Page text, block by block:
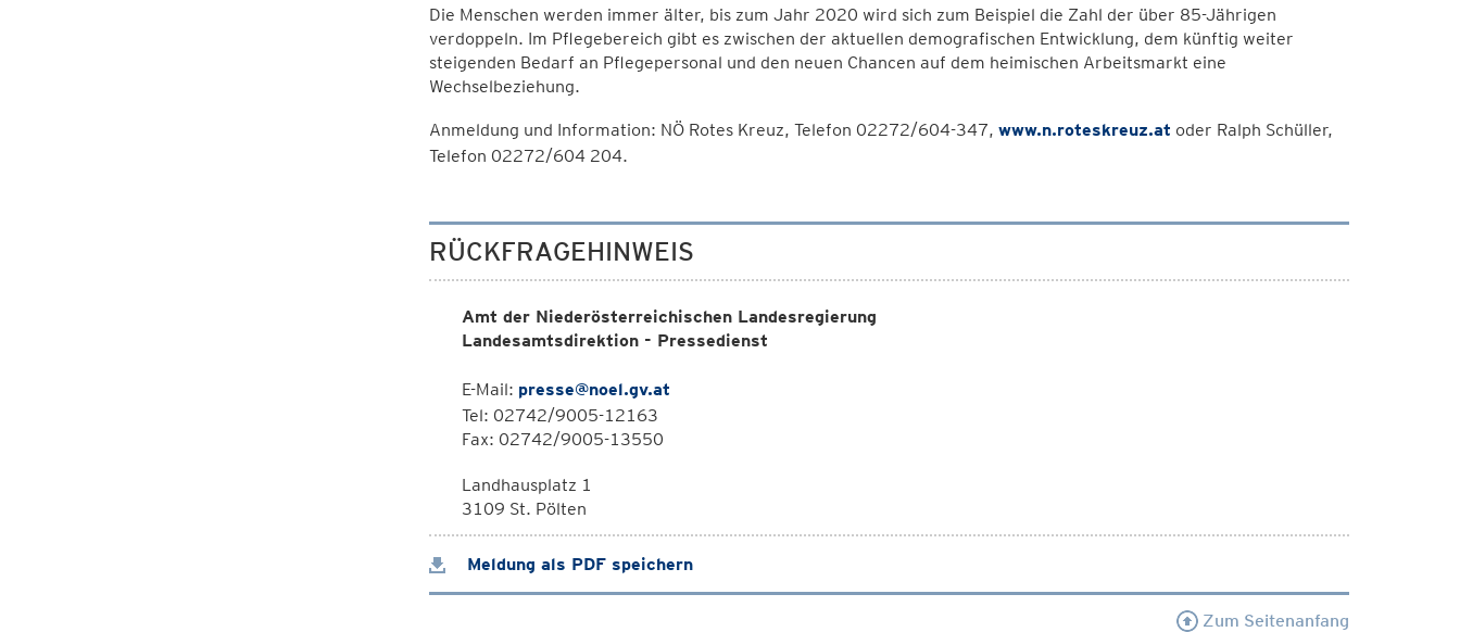
Die Menschen werden immer älter, bis zum Jahr 2020 wird sich zum Beispiel die Zahl der über 85-Jährigen
verdoppeln. Im Pflegebereich gibt es zwischen der aktuellen demografischen Entwicklung, dem künftig weiter
steigenden Bedarf an Pflegepersonal und den neuen Chancen auf dem heimischen Arbeitsmarkt eine
Wechselbeziehung.
Anmeldung und Information: NÖ Rotes Kreuz, Telefon 02272/604-347, www.n.roteskreuz.at oder Ralph Schüller,
Telefon 02272/604 204.
RÜCKFRAGEHINWEIS
Amt der Niederösterreichischen Landesregierung
Landesamtsdirektion - Pressedienst
E-Mail: presse@noel.gv.at
Tel: 02742/9005-12163
Fax: 02742/9005-13550
Landhausplatz 1
3109 St. Pölten
Meldung als PDF speichern
Zum Seitenanfang